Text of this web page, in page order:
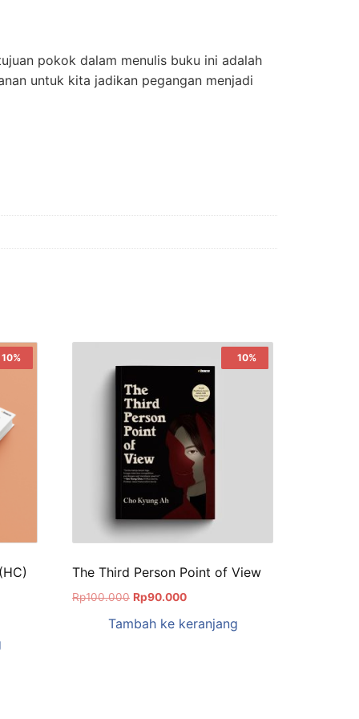
pokok dalam menulis buku ini adalah
untuk kita jadikan pegangan menjadi
10% Sale!
10%
The Third Person Point of View
Rp100.000 Rp90.000
Tambah ke keranjang